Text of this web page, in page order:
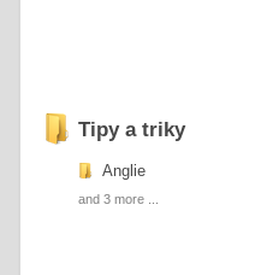
Tipy a triky
Anglie
and 3 more ...